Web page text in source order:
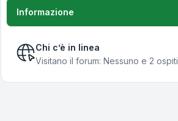
Informazione
Chi c’è in linea
Visitano il forum: Nessuno e 2 ospiti